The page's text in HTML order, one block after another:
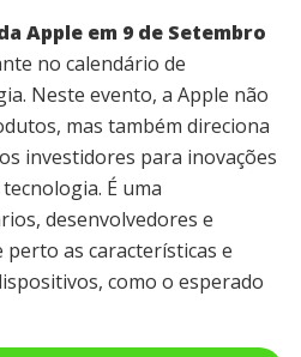
Apple em 9 de Setembro
no calendário de
Neste evento, a Apple não
mas também direciona
investidores para inovações
É uma
desenvolvedores e
as características e
como o esperado